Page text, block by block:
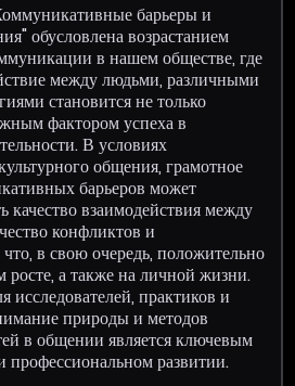
барьеры и
обусловлена возрастанием
в нашем обществе, где
между людьми, различными
становится не только
фактором успеха в
В условиях
общения, грамотное
барьеров может
качество взаимодействия между
конфликтов и
в свою очередь, положительно
росте, а также на личной жизни.
исследователей, практиков и
природы и методов
в общении является ключевым
профессиональном развитии.